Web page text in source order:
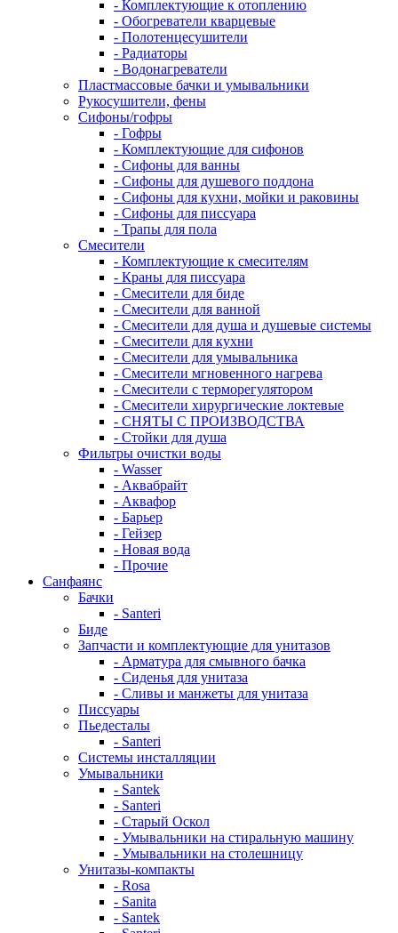
- Комплектующие к отоплению
- Обогреватели кварцевые
- Полотенцесушители
- Радиаторы
- Водонагреватели
Пластмассовые бачки и умывальники
Рукосушители, фены
Сифоны/гофры
- Гофры
- Комплектующие для сифонов
- Сифоны для ванны
- Сифоны для душевого поддона
- Сифоны для кухни, мойки и раковины
- Сифоны для писсуара
- Трапы для пола
Смесители
- Комплектующие к смесителям
- Краны для писсуара
- Смесители для биде
- Смесители для ванной
- Смесители для душа и душевые системы
- Смесители для кухни
- Смесители для умывальника
- Смесители мгновенного нагрева
- Смесители с терморегулятором
- Смесители хирургические локтевые
- СНЯТЫ С ПРОИЗВОДСТВА
- Стойки для душа
Фильтры очистки воды
- Wasser
- Аквабрайт
- Аквафор
- Барьер
- Гейзер
- Новая вода
- Прочие
Санфаянс
Бачки
- Santeri
Биде
Запчасти и комплектующие для унитазов
- Арматура для смывного бачка
- Сиденья для унитаза
- Сливы и манжеты для унитаза
Писсуары
Пьедесталы
- Santeri
Системы инсталляции
Умывальники
- Santek
- Santeri
- Старый Оскол
- Умывальники на стиральную машину
- Умывальники на столешницу
Унитазы-компакты
- Rosa
- Sanita
- Santek